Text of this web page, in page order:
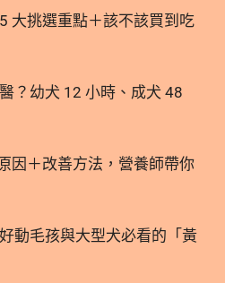
營養概況與標籤規範，提供
個規範，作為產品品質的基
表該協會對市場上的產品去
AA
大挑選重點＋該不該買到吃
？幼犬 12 小時、成犬 48
因＋改善方法，營養師帶你
動毛孩與大型犬必看的「黃